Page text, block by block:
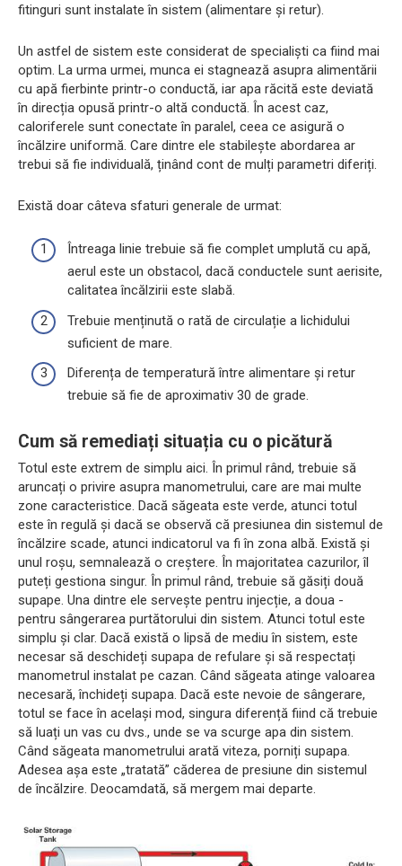
fitinguri sunt instalate în sistem (alimentare și retur).
Un astfel de sistem este considerat de specialiști ca fiind mai
optim. La urma urmei, munca ei stagnează asupra alimentării
cu apă fierbinte printr-o conductă, iar apa răcită este deviată
în direcția opusă printr-o altă conductă. În acest caz,
caloriferele sunt conectate în paralel, ceea ce asigură o
încălzire uniformă. Care dintre ele stabilește abordarea ar
trebui să fie individuală, ținând cont de mulți parametri diferiți.
Există doar câteva sfaturi generale de urmat:
Întreaga linie trebuie să fie complet umplută cu apă,
aerul este un obstacol, dacă conductele sunt aerisite,
calitatea încălzirii este slabă.
Trebuie menținută o rată de circulație a lichidului
suficient de mare.
Diferența de temperatură între alimentare și retur
trebuie să fie de aproximativ 30 de grade.
Cum să remediați situația cu o picătură
Totul este extrem de simplu aici. În primul rând, trebuie să
aruncați o privire asupra manometrului, care are mai multe
zone caracteristice. Dacă săgeata este verde, atunci totul
este în regulă și dacă se observă că presiunea din sistemul de
încălzire scade, atunci indicatorul va fi în zona albă. Există și
unul roșu, semnalează o creștere. În majoritatea cazurilor, îl
puteți gestiona singur. În primul rând, trebuie să găsiți două
supape. Una dintre ele servește pentru injecție, a doua -
pentru sângerarea purtătorului din sistem. Atunci totul este
simplu și clar. Dacă există o lipsă de mediu în sistem, este
necesar să deschideți supapa de refulare și să respectați
manometrul instalat pe cazan. Când săgeata atinge valoarea
necesară, închideți supapa. Dacă este nevoie de sângerare,
totul se face în același mod, singura diferență fiind că trebuie
să luați un vas cu dvs., unde se va scurge apa din sistem.
Când săgeata manometrului arată viteza, porniți supapa.
Adesea așa este „tratată” căderea de presiune din sistemul
de încălzire. Deocamdată, să mergem mai departe.